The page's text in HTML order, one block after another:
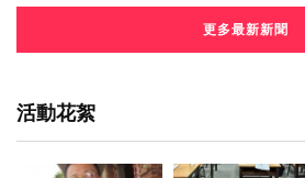
更多最新新聞
活動花絮